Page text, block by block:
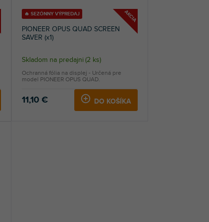
AKCIA
🔥 SEZÓNNY VÝPREDAJ
PIONEER OPUS QUAD SCREEN
SAVER (x1)
Skladom na predajni (2 ks)
11,10 € DO KOŠÍKA
Ochranná fólia na displej - Určená pre
model PIONEER OPUS QUAD.